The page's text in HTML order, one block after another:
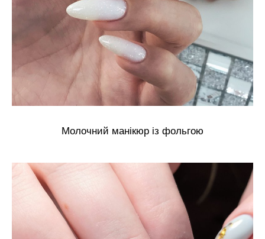
Молочний манікюр із фольгою